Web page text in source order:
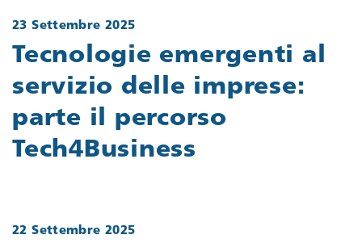
23 Settembre 2025
Tecnologie emergenti al
servizio delle imprese:
parte il percorso
Tech4Business
22 Settembre 2025